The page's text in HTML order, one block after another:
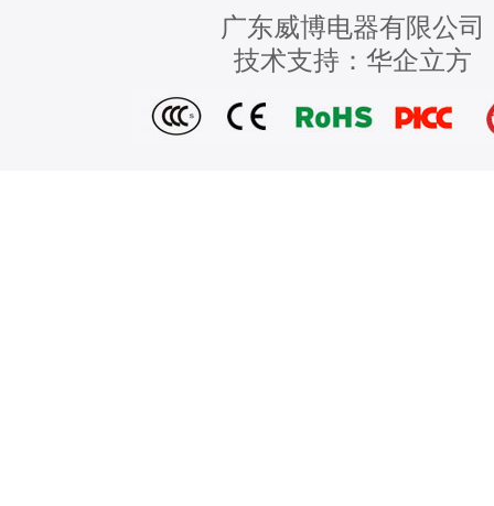
广东威博电器有限公司
技术支持： 华企立方